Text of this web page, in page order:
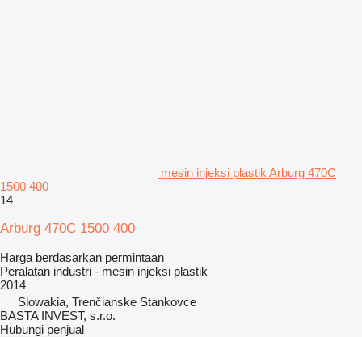
mesin injeksi plastik Arburg 470C
1500 400
14
Arburg 470C 1500 400
Harga berdasarkan permintaan
Peralatan industri - mesin injeksi plastik
2014
Slowakia, Trenčianske Stankovce
BASTA INVEST, s.r.o.
Hubungi penjual